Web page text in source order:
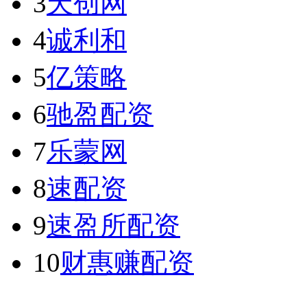
4诚利和
5亿策略
6驰盈配资
7乐蒙网
8速配资
9速盈所配资
10财惠赚配资